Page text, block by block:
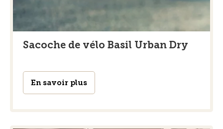
Sacoche de vélo Basil Urban Dry
En savoir plus